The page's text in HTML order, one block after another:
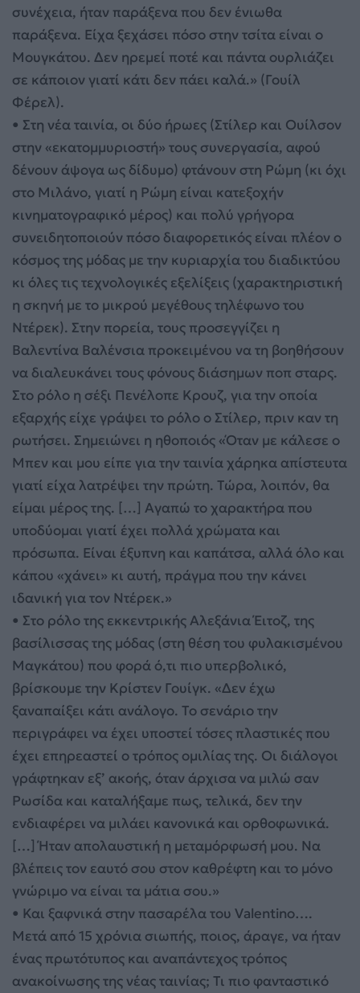
συνέχεια, ήταν παράξενα που δεν ένιωθα
παράξενα. Είχα ξεχάσει πόσο στην τσίτα είναι ο
Μουγκάτου. Δεν ηρεμεί ποτέ και πάντα ουρλιάζει
σε κάποιον γιατί κάτι δεν πάει καλά.» (Γουίλ
Φέρελ).
• Στη νέα ταινία, οι δύο ήρωες (Στίλερ και Ουίλσον
στην «εκατομμυριοστή» τους συνεργασία, αφού
δένουν άψογα ως δίδυμο) φτάνουν στη Ρώμη (κι όχι
στο Μιλάνο, γιατί η Ρώμη είναι κατεξοχήν
κινηματογραφικό μέρος) και πολύ γρήγορα
συνειδητοποιούν πόσο διαφορετικός είναι πλέον ο
κόσμος της μόδας με την κυριαρχία του διαδικτύου
κι όλες τις τεχνολογικές εξελίξεις (χαρακτηριστική
η σκηνή με το μικρού μεγέθους τηλέφωνο του
Ντέρεκ). Στην πορεία, τους προσεγγίζει η
Βαλεντίνα Βαλένσια προκειμένου να τη βοηθήσουν
να διαλευκάνει τους φόνους διάσημων ποπ σταρς.
Στο ρόλο η σέξι Πενέλοπε Κρουζ, για την οποία
εξαρχής είχε γράψει το ρόλο ο Στίλερ, πριν καν τη
ρωτήσει. Σημειώνει η ηθοποιός «Όταν με κάλεσε ο
Μπεν και μου είπε για την ταινία χάρηκα απίστευτα
γιατί είχα λατρέψει την πρώτη. Τώρα, λοιπόν, θα
είμαι μέρος της. […] Αγαπώ το χαρακτήρα που
υποδύομαι γιατί έχει πολλά χρώματα και
πρόσωπα. Είναι έξυπνη και καπάτσα, αλλά όλο και
κάπου «χάνει» κι αυτή, πράγμα που την κάνει
ιδανική για τον Ντέρεκ.»
• Στο ρόλο της εκκεντρικής Αλεξάνια Έιτοζ, της
βασίλισσας της μόδας (στη θέση του φυλακισμένου
Μαγκάτου) που φορά ό,τι πιο υπερβολικό,
βρίσκουμε την Κρίστεν Γουίγκ. «Δεν έχω
ξαναπαίξει κάτι ανάλογο. Το σενάριο την
περιγράφει να έχει υποστεί τόσες πλαστικές που
έχει επηρεαστεί ο τρόπος ομιλίας της. Οι διάλογοι
γράφτηκαν εξ’ ακοής, όταν άρχισα να μιλώ σαν
Ρωσίδα και καταλήξαμε πως, τελικά, δεν την
ενδιαφέρει να μιλάει κανονικά και ορθοφωνικά.
[…] Ήταν απολαυστική η μεταμόρφωσή μου. Να
βλέπεις τον εαυτό σου στον καθρέφτη και το μόνο
γνώριμο να είναι τα μάτια σου.»
• Και ξαφνικά στην πασαρέλα του Valentino….
Μετά από 15 χρόνια σιωπής, ποιος, άραγε, να ήταν
ένας πρωτότυπος και αναπάντεχος τρόπος
ανακοίνωσης της νέας ταινίας; Τι πιο φανταστικό